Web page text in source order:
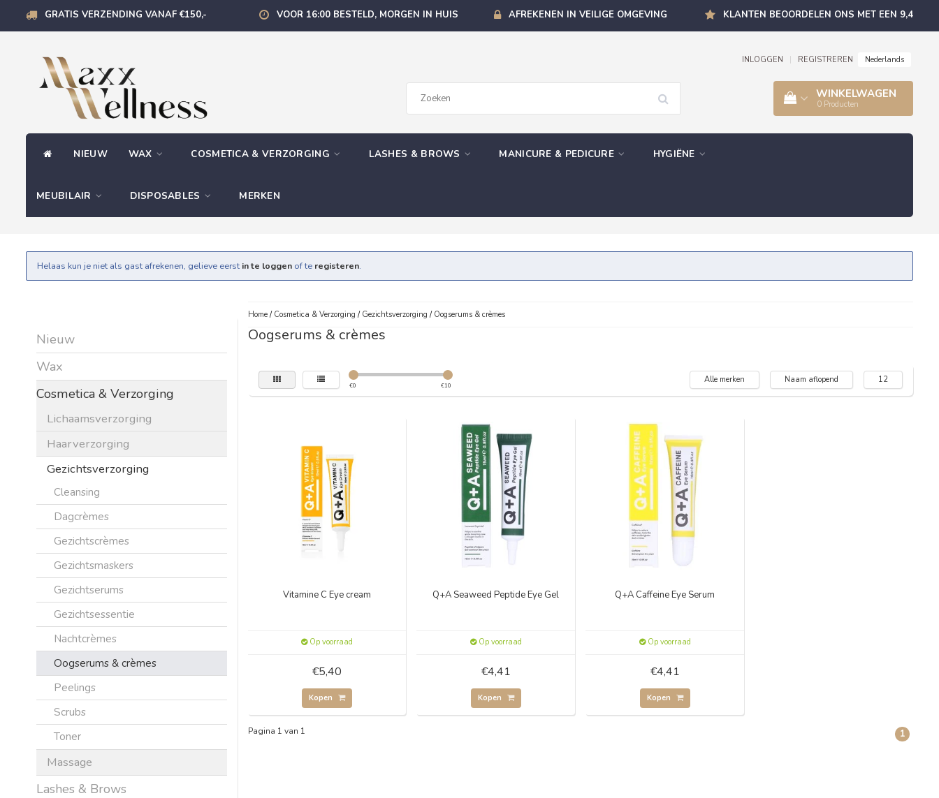
GRATIS VERZENDING VANAF €150,- VOOR 16:00 BESTELD, MORGEN IN HUIS AFREKENEN IN VEILIGE OMGEVING KLANTEN BEOORDELEN ONS MET EEN 9,4
INLOGGEN REGISTREREN Nederlands
WINKELWAGEN
0 Producten
NIEUW WAX COSMETICA & VERZORGING LASHES & BROWS MANICURE & PEDICURE HYGIËNE
MEUBILAIR DISPOSABLES MERKEN
Helaas kun je niet als gast afrekenen, gelieve eerst in te loggen of te registeren.
Nieuw
Wax
Cosmetica & Verzorging
Lichaamsverzorging
Haarverzorging
Gezichtsverzorging
Cleansing
Dagcrèmes
Gezichtscrèmes
Gezichtsmaskers
Gezichtserums
Gezichtsessentie
Nachtcrèmes
Oogserums & crèmes
Peelings
Scrubs
Toner
Massage
Lashes & Brows
Home/ Cosmetica & Verzorging / Gezichtsverzorging / Oogserums & crèmes
Oogserums & crèmes
€0 €10
Alle merken Naam aflopend 12
Vitamine C Eye cream
Op voorraad
€5,40
Kopen
Q+A Seaweed Peptide Eye Gel
Op voorraad
€4,41
Kopen
Q+A Caffeine Eye Serum
Op voorraad
€4,41
Kopen
Pagina 1 van 1 1